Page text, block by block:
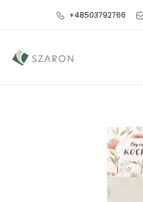
+48503792766